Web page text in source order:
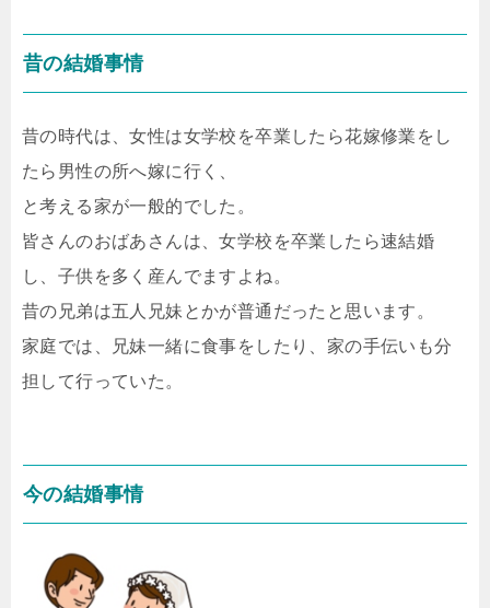
昔の結婚事情
昔の時代は、女性は女学校を卒業したら花嫁修業をし
たら男性の所へ嫁に行く、
と考える家が一般的でした。
皆さんのおばあさんは、女学校を卒業したら速結婚
し、子供を多く産んでますよね。
昔の兄弟は五人兄妹とかが普通だったと思います。
家庭では、兄妹一緒に食事をしたり、家の手伝いも分
担して行っていた。
今の結婚事情